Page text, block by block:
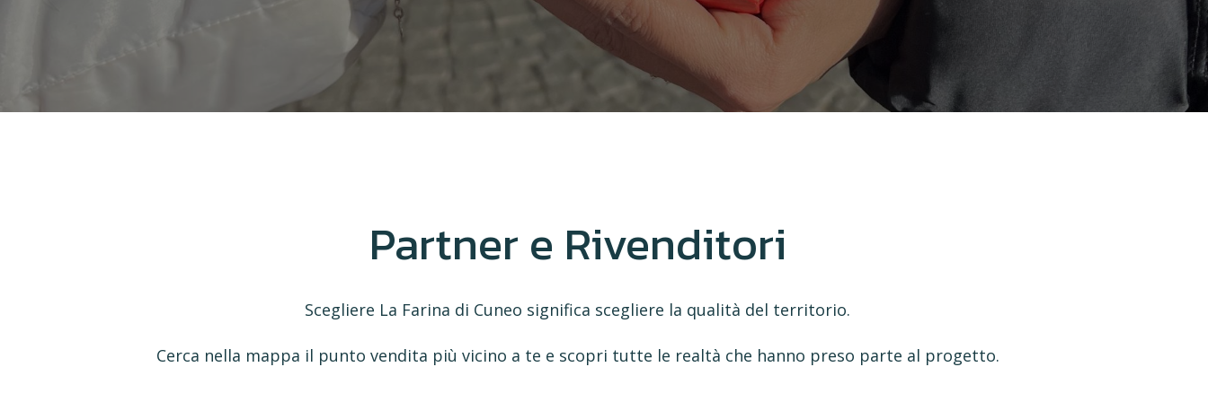
Partner e Rivenditori
Scegliere La Farina di Cuneo significa scegliere la qualità del territorio.
Cerca nella mappa il punto vendita più vicino a te e scopri tutte le realtà che hanno preso parte al progetto.